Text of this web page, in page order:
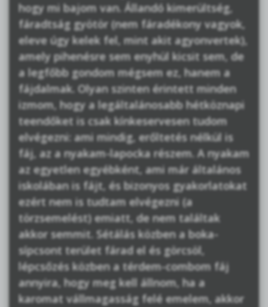
hogy mi bajom van. Állandó kimerültség,
fáradtság gyötör (nem fáradékony vagyok,
eleve úgy kelek fel, mint akit agyonvertek),
amely pihenésre sem enyhül kicsit sem, de
a legfőbb gondom mégsem ez, hanem a
fájdalmak. Olyan szinten érintett minden
izmom, hogy a legáltalánosabb hétköznapi
teendőket is csak kínkeservesen tudom
elvégezni: ami mindig, erőltetés nélkül is
fáj, az a nyakam-lapocka részem. A nyakam
az egyetlen egyébként, ami már általános
iskolában is fájt, és bizonyos gyakorlatokat
ezért nem is tudtam elvégezni (a
törzsemelést) emiatt, de nem találtak
akkor semmit. Sétálás közben a boka-
sípcsont terület fárad el és görcsöl,
lépcsőzés közben a térdem-combom fáj
annyira, hogy meg kell állnom, ha a
karomat vállmagasság felé emelem, akkor